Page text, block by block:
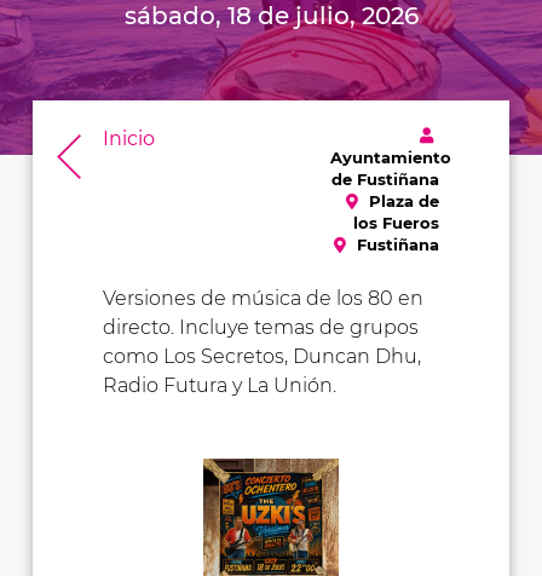
sábado, 18 de julio, 2026
Inicio
Ayuntamiento
de Fustiñana
Plaza de
los Fueros
Fustiñana
Versiones de música de los 80 en
directo. Incluye temas de grupos
como Los Secretos, Duncan Dhu,
Radio Futura y La Unión.